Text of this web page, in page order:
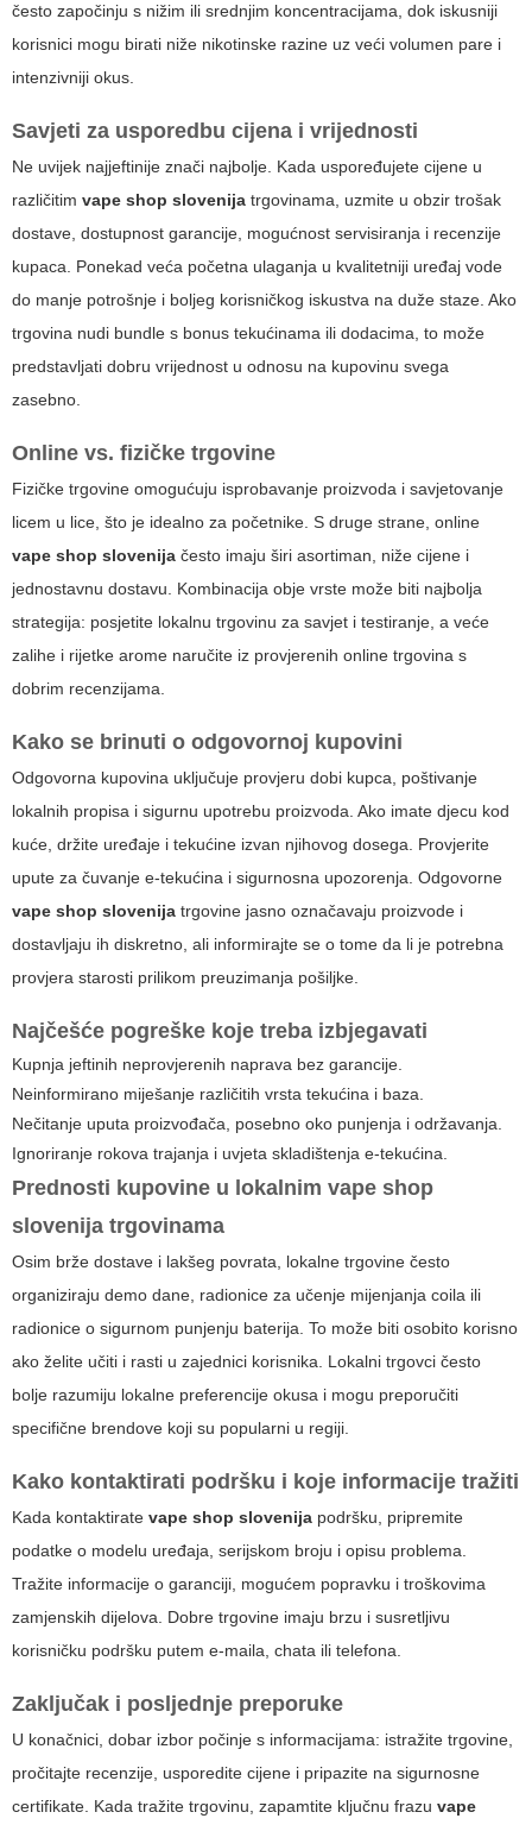
često započinju s nižim ili srednjim koncentracijama, dok iskusniji
korisnici mogu birati niže nikotinske razine uz veći volumen pare i
intenzivniji okus.
Savjeti za usporedbu cijena i vrijednosti
Ne uvijek najjeftinije znači najbolje. Kada uspoređujete cijene u
različitim vape shop slovenija trgovinama, uzmite u obzir trošak
dostave, dostupnost garancije, mogućnost servisiranja i recenzije
kupaca. Ponekad veća početna ulaganja u kvalitetniji uređaj vode
do manje potrošnje i boljeg korisničkog iskustva na duže staze. Ako
trgovina nudi bundle s bonus tekućinama ili dodacima, to može
predstavljati dobru vrijednost u odnosu na kupovinu svega
zasebno.
Online vs. fizičke trgovine
Fizičke trgovine omogućuju isprobavanje proizvoda i savjetovanje
licem u lice, što je idealno za početnike. S druge strane, online
vape shop slovenija često imaju širi asortiman, niže cijene i
jednostavnu dostavu. Kombinacija obje vrste može biti najbolja
strategija: posjetite lokalnu trgovinu za savjet i testiranje, a veće
zalihe i rijetke arome naručite iz provjerenih online trgovina s
dobrim recenzijama.
Kako se brinuti o odgovornoj kupovini
Odgovorna kupovina uključuje provjeru dobi kupca, poštivanje
lokalnih propisa i sigurnu upotrebu proizvoda. Ako imate djecu kod
kuće, držite uređaje i tekućine izvan njihovog dosega. Provjerite
upute za čuvanje e-tekućina i sigurnosna upozorenja. Odgovorne
vape shop slovenija trgovine jasno označavaju proizvode i
dostavljaju ih diskretno, ali informirajte se o tome da li je potrebna
provjera starosti prilikom preuzimanja pošiljke.
Najčešće pogreške koje treba izbjegavati
Kupnja jeftinih neprovjerenih naprava bez garancije.
Neinformirano miješanje različitih vrsta tekućina i baza.
Nečitanje uputa proizvođača, posebno oko punjenja i održavanja.
Ignoriranje rokova trajanja i uvjeta skladištenja e-tekućina.
Prednosti kupovine u lokalnim vape shop
slovenija trgovinama
Osim brže dostave i lakšeg povrata, lokalne trgovine često
organiziraju demo dane, radionice za učenje mijenjanja coila ili
radionice o sigurnom punjenju baterija. To može biti osobito korisno
ako želite učiti i rasti u zajednici korisnika. Lokalni trgovci često
bolje razumiju lokalne preferencije okusa i mogu preporučiti
specifične brendove koji su popularni u regiji.
Kako kontaktirati podršku i koje informacije tražiti
Kada kontaktirate vape shop slovenija podršku, pripremite
podatke o modelu uređaja, serijskom broju i opisu problema.
Tražite informacije o garanciji, mogućem popravku i troškovima
zamjenskih dijelova. Dobre trgovine imaju brzu i susretljivu
korisničku podršku putem e-maila, chata ili telefona.
Zaključak i posljednje preporuke
U konačnici, dobar izbor počinje s informacijama: istražite trgovine,
pročitajte recenzije, usporedite cijene i pripazite na sigurnosne
certifikate. Kada tražite trgovinu, zapamtite ključnu frazu vape